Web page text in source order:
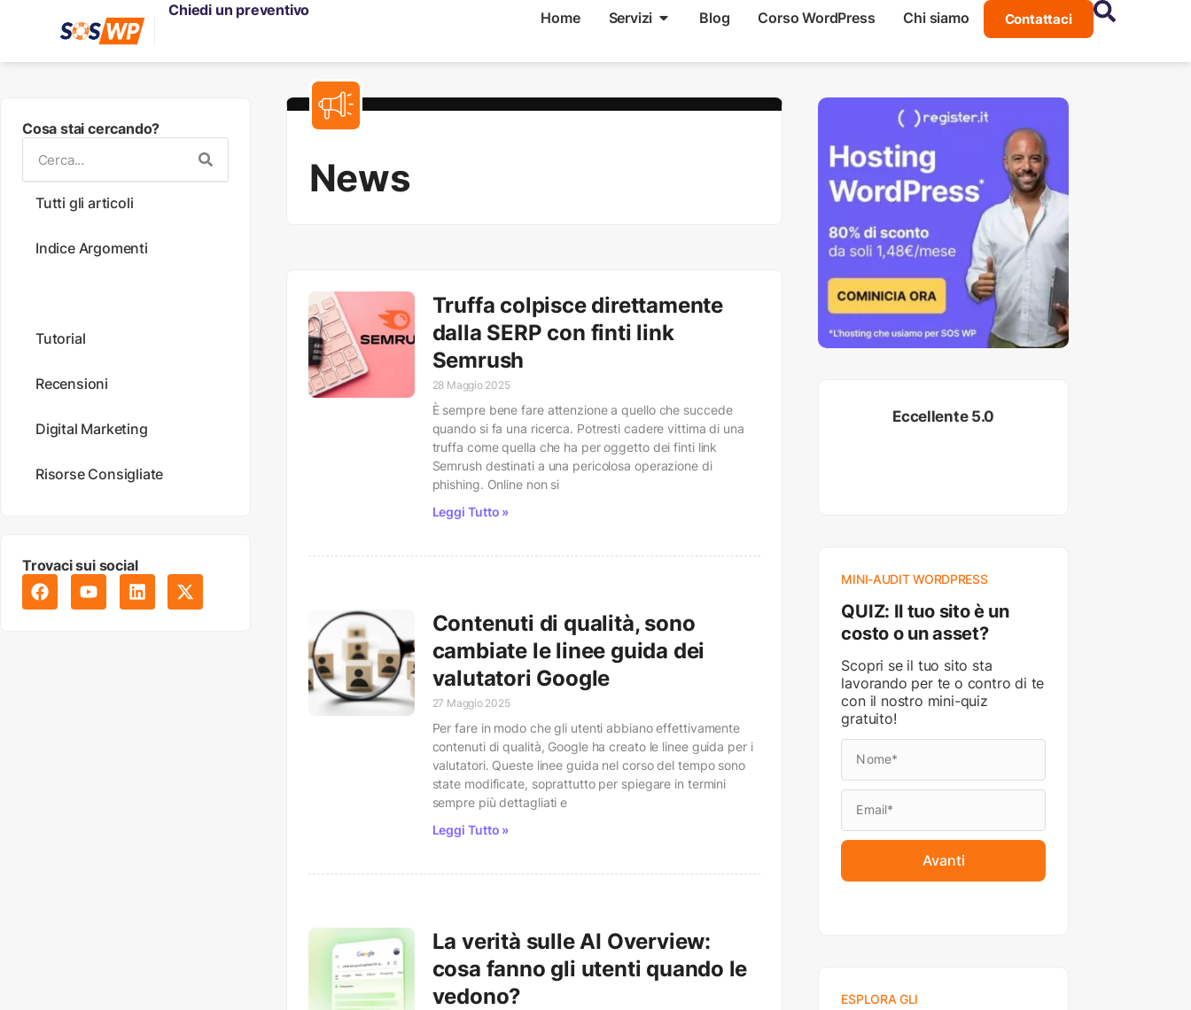
Home Servizi Blog Corso WordPress Chi siamo Contattaci
Chiedi un preventivo
Cosa stai cercando?
Tutti gli articoli
Indice Argomenti
Tutorial
Recensioni
Digital Marketing
Risorse Consigliate
Trovaci sui social
News
Truffa colpisce direttamente
dalla SERP con finti link
Semrush
28 Maggio 2025
È sempre bene fare attenzione a quello che succede
quando si fa una ricerca. Potresti cadere vittima di una
truffa come quella che ha per oggetto dei finti link
Semrush destinati a una pericolosa operazione di
phishing. Online non si
Leggi Tutto »
Contenuti di qualità, sono
cambiate le linee guida dei
valutatori Google
27 Maggio 2025
Per fare in modo che gli utenti abbiano effettivamente
contenuti di qualità, Google ha creato le linee guida per i
valutatori. Queste linee guida nel corso del tempo sono
state modificate, soprattutto per spiegare in termini
sempre più dettagliati e
Leggi Tutto »
La verità sulle AI Overview:
cosa fanno gli utenti quando le
vedono?
Eccellente 5.0
MINI-AUDIT WORDPRESS
QUIZ: Il tuo sito è un
costo o un asset?
Scopri se il tuo sito sta
lavorando per te o contro di te
con il nostro mini-quiz
gratuito!
Avanti
ESPLORA GLI